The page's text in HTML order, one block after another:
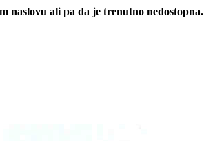
naslovu ali pa da je trenutno nedostopna.